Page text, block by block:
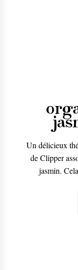
Un délicieux
de Clipper
jasmin.